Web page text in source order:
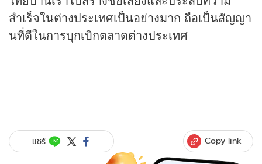
สำเร็จในต่างประเทศเป็นอย่างมาก ถือเป็นสัญญา
นที่ดีในการบุกเบิกตลาดต่างประเทศ
แชร์ Copy link